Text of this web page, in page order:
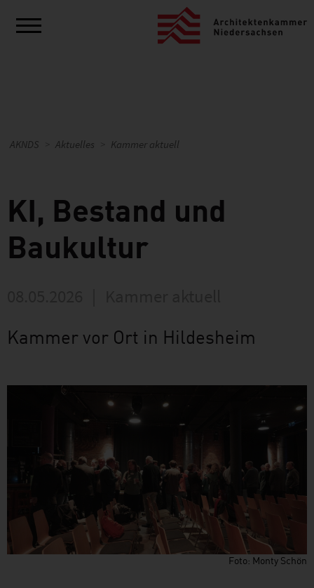
AKNDS Aktuelles Kammer aktuell
KI, Bestand und
Baukultur
Kammer vor Ort in Hildesheim
Foto: Monty Schön